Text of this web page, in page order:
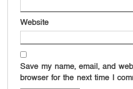
Website
Save my name, email, and
browser for the next time I